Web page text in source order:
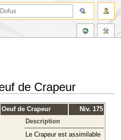
de Crapeur
Oeuf de Crapeur
Niv. 175
Description
Le Crapeur est assimilable